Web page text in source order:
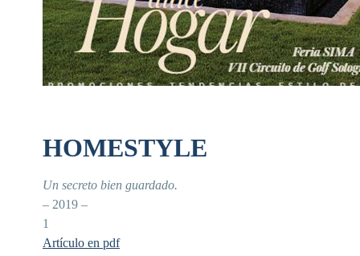
HOMESTYLE
Un secreto bien guardado.
– 2019 –
1
Artículo en pdf